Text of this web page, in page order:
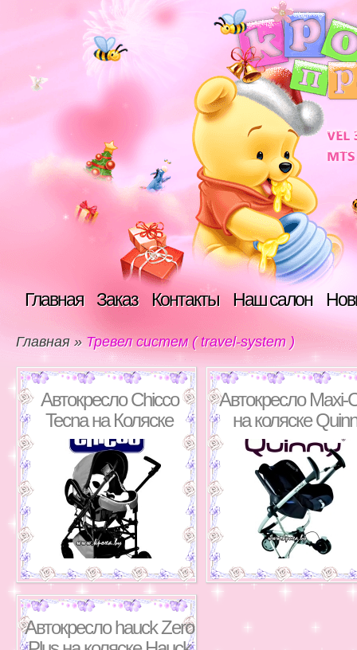
Главная Заказ Контакты Наш салон
Главная »Тревел систем ( travel-system )
Автокресло Chicco
Tecna на Коляске
Chicco Living Tecna
travel-system
Автокресло Maxi-
на коляске
Zapp
Автокресло hauck Zero